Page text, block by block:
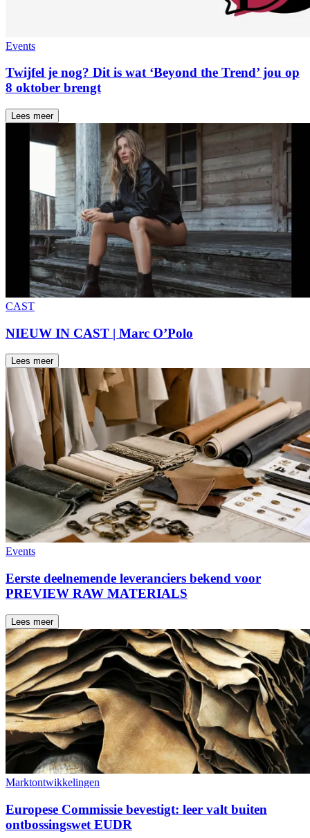
Events
Twijfel je nog? Dit is wat ‘Beyond the Trend’ jou op
8 oktober brengt
Lees meer
CAST
NIEUW IN CAST | Marc O’Polo
Lees meer
Events
Eerste deelnemende leveranciers bekend voor
PREVIEW RAW MATERIALS
Lees meer
Marktontwikkelingen
Europese Commissie bevestigt: leer valt buiten
ontbossingswet EUDR